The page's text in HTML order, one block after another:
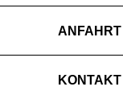
ANFAHRT
KONTAKT